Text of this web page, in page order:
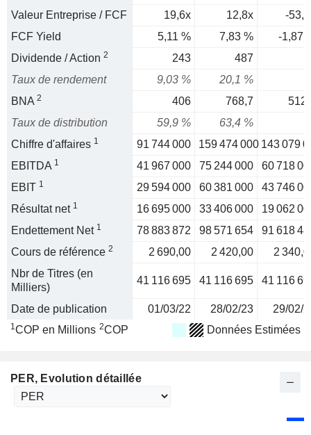
Valeur Entreprise / FCF 19,6x 12,8x
-
FCF Yield
5,11 % 7,83 %
-1,87
Dividende / Action 2 243
487
Taux de rendement
9,03 %
20,1 %
BNA 2 406 768,7
Taux de distribution
59,9 %
63,4 %
Chiffre d'affaires 1 91 744 000 159 474 000 143 079
EBITDA 1 41 967 000 75 244 000
60 718
EBIT 1 29 594 000 60 381 000
43 746
Résultat net 1 16 695 000 33 406 000
19 062
Endettement Net 1 78 883 872 98 571 654
91 618
Cours de référence 2 2 690,00 2 420,00
2
Nbr de Titres (en
Milliers)
41 116 695 41 116 695 41 116
Date de publication 01/03/22 28/02/23 29/02/
1COP en Millions 2COP Données Estimées
PER, Evolution détaillée